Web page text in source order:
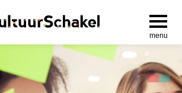
menu